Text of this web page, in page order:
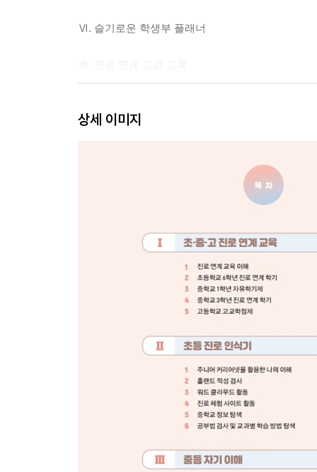
Ⅵ. 슬기로운 학생부 플래너
상세 이미지